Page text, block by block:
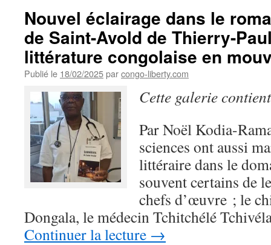
Nouvel éclairage dans le
de Saint-Avold de Thierry-
littérature congolaise en
Publié le 18/02/2025parcongo-liberty.com
Cette galerie
Par Noël Kodia-
sciences ont aussi
littéraire dans le
souvent certains de
chefs d’œuvre ; le
Dongala, le médecin Tchitchélé
Continuer la lecture →